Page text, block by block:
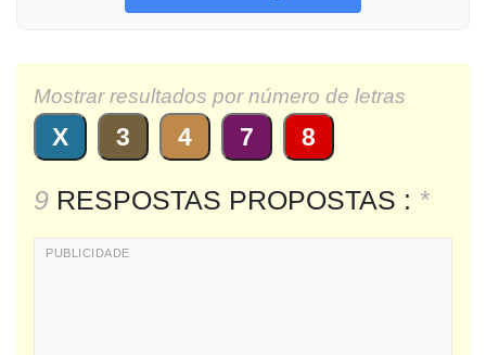
Mostrar resultados por número de letras
X 3 4 7 8
9 RESPOSTAS PROPOSTAS : *